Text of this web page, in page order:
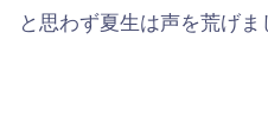
と思わず夏生は声を荒げま